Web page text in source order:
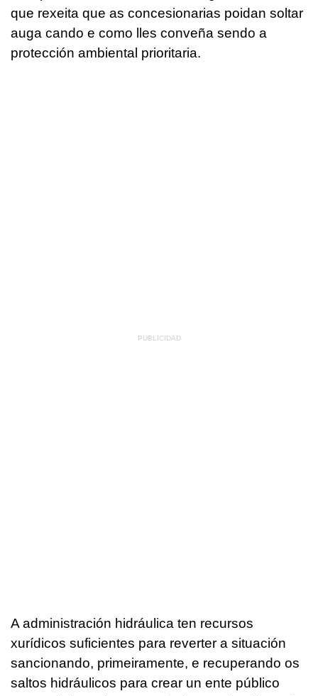
que rexeita que as concesionarias poidan soltar
auga cando e como lles conveña sendo a
protección ambiental prioritaria.
A administración hidráulica ten recursos
xurídicos suficientes para reverter a situación
sancionando, primeiramente, e recuperando os
saltos hidráulicos para crear un ente público